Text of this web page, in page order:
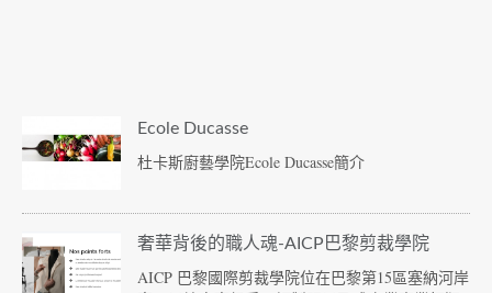
Ecole Ducasse
杜卡斯廚藝學院Ecole Ducasse簡介
奢華背後的職人魂-AICP巴黎剪裁學院
AICP 巴黎國際剪裁學院位在巴黎第15區塞納河岸